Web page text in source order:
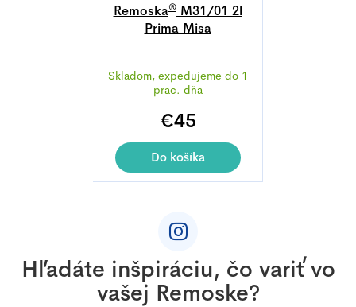
Remoska®M31/01 2l
Prima Misa
hodnotenie
produktu
je
z
5
Skladom, expedujeme do 1
prac. dňa
€45
Do košíka
Hľadáte inšpiráciu, čo variť vo
vašej Remoske?